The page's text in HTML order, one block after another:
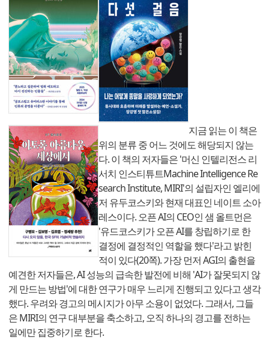
지금 읽는 이 책은
위의 분류 중 어느 것에도 해당되지 않는
다. 이 책의 저자들은 '머신 인텔리전스 리
서치 인스티튜트Machine Intelligence Re
search Institute, MIRI'의 설립자인 엘리에
저 유두코스키와 현재 대표인 네이트 소아
레스이다. 오픈 AI의 CEO인 샘 올트먼은
'유드코스키가 오픈 AI를 창립하기로 한
결정에 결정적인 역할을 했다'라고 밝힌
적이 있다(20쪽). 가장 먼저 AGI의 출현을
예견한 저자들은, AI 성능의 급속한 발전에 비해 'AI가 잘못되지 않
게 만드는 방법'에 대한 연구가 매우 느리게 진행되고 있다고 생각
했다. 우려와 경고의 메시지가 아무 소용이 없었다. 그래서, 그들
은 MIRI의 연구 대부분을 축소하고, 오직 하나의 경고를 전하는
일에만 집중하기로 한다.